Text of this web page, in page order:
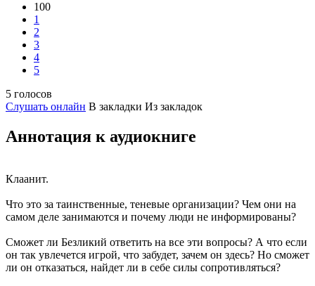
100
1
2
3
4
5
5 голосов
Слушать онлайн В закладки Из закладок
Аннотация к аудиокниге
Клаанит.
Что это за таинственные, теневые организации? Чем они на
самом деле занимаются и почему люди не информированы?
Сможет ли Безликий ответить на все эти вопросы? А что если
он так увлечется игрой, что забудет, зачем он здесь? Но сможет
ли он отказаться, найдет ли в себе силы сопротивляться?